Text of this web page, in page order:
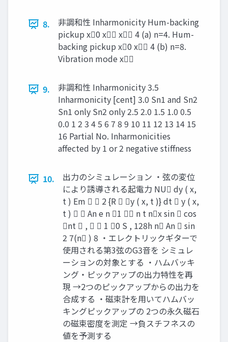
8.
非調和性 Inharmonicity Hum-backing
pickup x0 x x 4 (a) n=4. Hum-
backing pickup x0 x 4 (b) n=8.
Vibration mode x
9.
非調和性 Inharmonicity 3.5
Inharmonicity [cent] 3.0 Sn1 and Sn2
Sn1 only Sn2 only 2.5 2.0 1.5 1.0 0.5
0.0 1 2 3 4 5 6 7 8 9 10 11 12 13 14 15
16 Partial No. Inharmonicities
affected by 1 or 2 negative stiffness
10.
出力のシミュレーション ・弦の変位
により誘導される起電力 NU dy ( x,
t ) Em   2 {R  y ( x, t )} dt  y ( x,
t )   An e n 1  n t nx sin  cos
nt  ,   1 0 S , 128h n An  sin
2 7(n ) 8 ・エレクトリックギターで
使用される第3弦のG3音を シミュレ
ーションの対象とする ・ハムバッキ
ング・ピックアップの出力特性を再
現 →2つのピックアップからの出力を
合成する ・磁束計を用いてハムバッ
キングピックアップの 2つの永久磁石
の磁束密度を測定 →負スチフネスの
値を予測する